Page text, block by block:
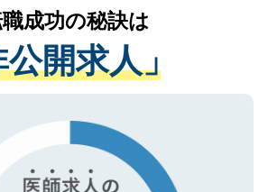
報の取り扱いについての厳密な
満たした事業者のみに付与され
バシーマークを取得済みです。
持に関してもご安心ください。
、現在の医療機関の状況や紹介
えながら、適切なアドバイスを
だきます。すぐにご転職をされ
、長期的なサポートが可能です
はご登録ください。
成功の秘訣は
公開求人」